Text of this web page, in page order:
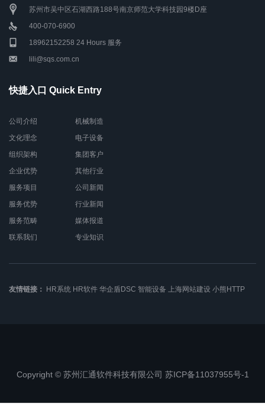
苏州市吴中区石湖西路188号南京师范大学科技园9楼D座
400-070-6900
18962152258 24 Hours 服务
lili@sqs.com.cn
快捷入口 Quick Entry
公司介绍
文化理念
组织架构
企业优势
服务项目
服务优势
服务范畴
联系我们
机械制造
电子设备
集团客户
其他行业
公司新闻
行业新闻
媒体报道
专业知识
友情链接： HR系统 HR软件 华企盾DSC 智能设备 上海网站建设 小熊HTTP
Copyright © 苏州汇通软件科技有限公司 苏ICP备11037955号-1